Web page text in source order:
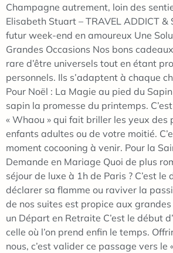
Champagne autrement, loin des
Elisabeth Stuart – TRAVEL ADDICT &
futur week-end en amoureux Une
Grandes Occasions Nos bons
rare d’être universels tout en étant
personnels. Ils s’adaptent à chaque
Pour Noël : La Magie au pied du
sapin la promesse du printemps.
« Whaou » qui fait briller les yeux des
enfants adultes ou de votre moitié.
moment cocooning à venir. Pour la
Demande en Mariage Quoi de plus
séjour de luxe à 1h de Paris ? C’est le
déclarer sa flamme ou raviver la
de nos suites est propice aux
un Départ en Retraite C’est le début
celle où l’on prend enfin le temps.
nous, c’est valider ce passage vers le